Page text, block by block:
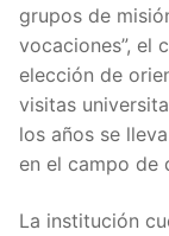
grupos de
vocaciones”, el
elección de
visitas
los años se
en el campo de
La institución